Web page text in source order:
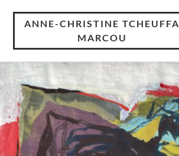
ANNE-CHRISTINE TCHEUFFA
MARCOU